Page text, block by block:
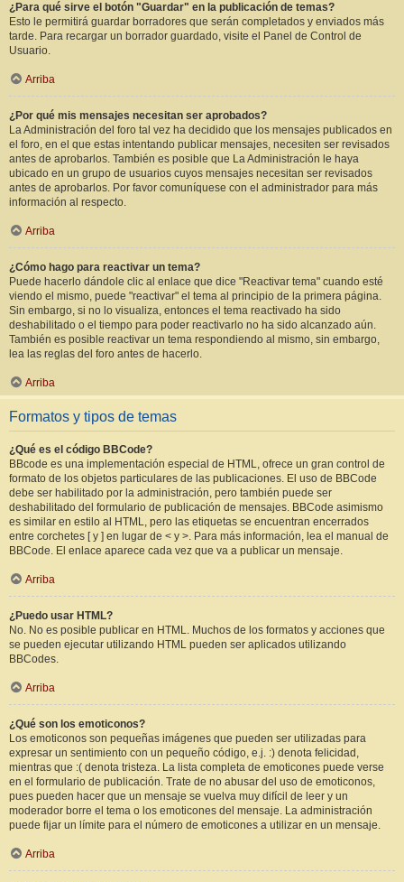
¿Para qué sirve el botón "Guardar" en la publicación de temas?
Esto le permitirá guardar borradores que serán completados y enviados más
tarde. Para recargar un borrador guardado, visite el Panel de Control de
Usuario.
Arriba
¿Por qué mis mensajes necesitan ser aprobados?
La Administración del foro tal vez ha decidido que los mensajes publicados en
el foro, en el que estas intentando publicar mensajes, necesiten ser revisados
antes de aprobarlos. También es posible que La Administración le haya
ubicado en un grupo de usuarios cuyos mensajes necesitan ser revisados
antes de aprobarlos. Por favor comuníquese con el administrador para más
información al respecto.
Arriba
¿Cómo hago para reactivar un tema?
Puede hacerlo dándole clic al enlace que dice "Reactivar tema" cuando esté
viendo el mismo, puede "reactivar" el tema al principio de la primera página.
Sin embargo, si no lo visualiza, entonces el tema reactivado ha sido
deshabilitado o el tiempo para poder reactivarlo no ha sido alcanzado aún.
También es posible reactivar un tema respondiendo al mismo, sin embargo,
lea las reglas del foro antes de hacerlo.
Arriba
Formatos y tipos de temas
¿Qué es el código BBCode?
BBcode es una implementación especial de HTML, ofrece un gran control de
formato de los objetos particulares de las publicaciones. El uso de BBCode
debe ser habilitado por la administración, pero también puede ser
deshabilitado del formulario de publicación de mensajes. BBCode asimismo
es similar en estilo al HTML, pero las etiquetas se encuentran encerrados
entre corchetes [ y ] en lugar de < y >. Para más información, lea el manual de
BBCode. El enlace aparece cada vez que va a publicar un mensaje.
Arriba
¿Puedo usar HTML?
No. No es posible publicar en HTML. Muchos de los formatos y acciones que
se pueden ejecutar utilizando HTML pueden ser aplicados utilizando
BBCodes.
Arriba
¿Qué son los emoticonos?
Los emoticonos son pequeñas imágenes que pueden ser utilizadas para
expresar un sentimiento con un pequeño código, e.j. :) denota felicidad,
mientras que :( denota tristeza. La lista completa de emoticones puede verse
en el formulario de publicación. Trate de no abusar del uso de emoticonos,
pues pueden hacer que un mensaje se vuelva muy difícil de leer y un
moderador borre el tema o los emoticones del mensaje. La administración
puede fijar un límite para el número de emoticones a utilizar en un mensaje.
Arriba